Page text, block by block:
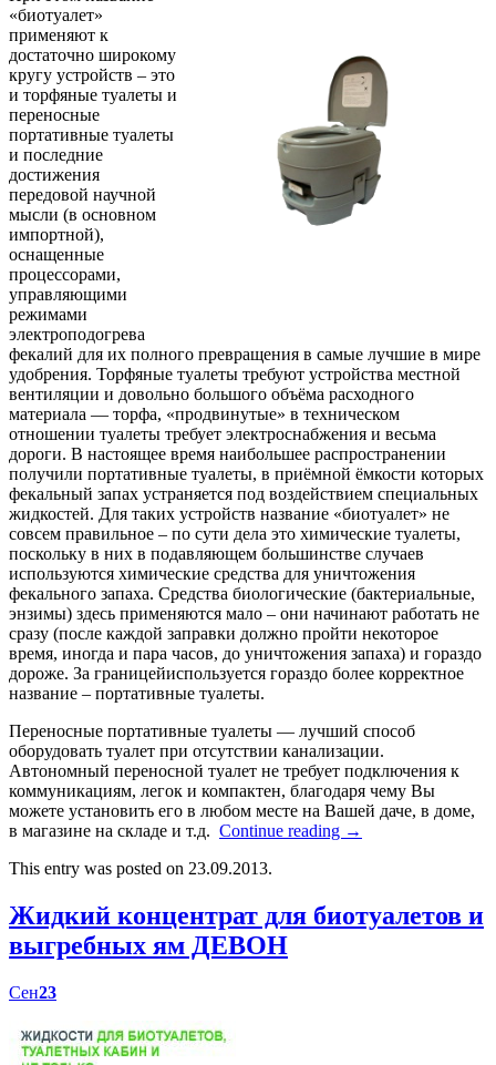
«биотуалет»
применяют к
достаточно широкому
кругу устройств – это
и торфяные туалеты и
переносные
портативные туалеты
и последние
достижения
передовой научной
мысли (в основном
импортной),
оснащенные
процессорами,
управляющими
режимами
электроподогрева
фекалий для их полного превращения в самые лучшие в мире
удобрения. Торфяные туалеты требуют устройства местной
вентиляции и довольно большого объёма расходного
материала — торфа, «продвинутые» в техническом
отношении туалеты требует электроснабжения и весьма
дороги. В настоящее время наибольшее распространении
получили портативные туалеты, в приёмной ёмкости которых
фекальный запах устраняется под воздействием специальных
жидкостей. Для таких устройств название «биотуалет» не
совсем правильное – по сути дела это химические туалеты,
поскольку в них в подавляющем большинстве случаев
используются химические средства для уничтожения
фекального запаха. Средства биологические (бактериальные,
энзимы) здесь применяются мало – они начинают работать не
сразу (после каждой заправки должно пройти некоторое
время, иногда и пара часов, до уничтожения запаха) и гораздо
дороже. За границейиспользуется гораздо более корректное
название – портативные туалеты.
Переносные портативные туалеты — лучший способ
оборудовать туалет при отсутствии канализации.
Автономный переносной туалет не требует подключения к
коммуникациям, легок и компактен, благодаря чему Вы
можете установить его в любом месте на Вашей даче, в доме,
в магазине на складе и т.д. Continue reading →
This entry was posted on 23.09.2013.
Жидкий концентрат для биотуалетов и
выгребных ям ДЕВОН
Сен23